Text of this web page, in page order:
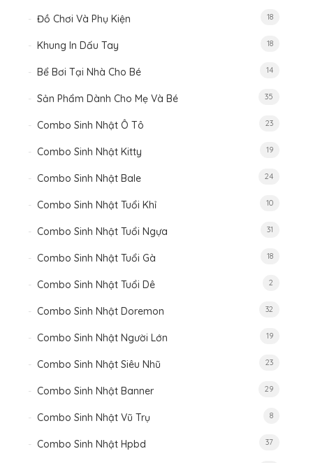
Đồ Chơi Và Phụ Kiện 18
Khung In Dấu Tay 18
Bể Bơi Tại Nhà Cho Bé 14
Sản Phẩm Dành Cho Mẹ Và Bé 35
Combo Sinh Nhật Ô Tô 23
Combo Sinh Nhật Kitty 19
Combo Sinh Nhật Bale 24
Combo Sinh Nhật Tuổi Khỉ 10
Combo Sinh Nhật Tuổi Ngựa 31
Combo Sinh Nhật Tuổi Gà 18
Combo Sinh Nhật Tuổi Dê 2
Combo Sinh Nhật Doremon 32
Combo Sinh Nhật Người Lớn 19
Combo Sinh Nhật Siêu Nhũ 23
Combo Sinh Nhật Banner 29
Combo Sinh Nhật Vũ Trụ 8
Combo Sinh Nhật Hpbd 37